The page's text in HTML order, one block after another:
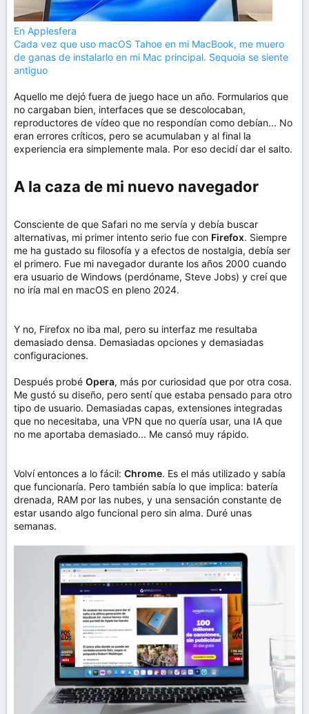
En Applesfera
Cada vez que uso macOS Tahoe en mi MacBook, me muero
de ganas de instalarlo en mi Mac principal. Sequoia se siente
antiguo
Aquello me dejó fuera de juego hace un año. Formularios que
no cargaban bien, interfaces que se descolocaban,
reproductores de vídeo que no respondían como debían... No
eran errores críticos, pero se acumulaban y al final la
experiencia era simplemente mala. Por eso decidí dar el salto.
A la caza de mi nuevo navegador​
Consciente de que Safari no me servía y debía buscar
alternativas, mi primer intento serio fue con Firefox. Siempre
me ha gustado su filosofía y a efectos de nostalgia, debía ser
el primero. Fue mi navegador durante los años 2000 cuando
era usuario de Windows (perdóname, Steve Jobs) y creí que
no iría mal en macOS en pleno 2024.
Y no, Firefox no iba mal, pero su interfaz me resultaba
demasiado densa. Demasiadas opciones y demasiadas
configuraciones.
Después probé Opera, más por curiosidad que por otra cosa.
Me gustó su diseño, pero sentí que estaba pensado para otro
tipo de usuario. Demasiadas capas, extensiones integradas
que no necesitaba, una VPN que no quería usar, una IA que
no me aportaba demasiado... Me cansó muy rápido.
Volví entonces a lo fácil: Chrome. Es el más utilizado y sabía
que funcionaría. Pero también sabía lo que implica: batería
drenada, RAM por las nubes, y una sensación constante de
estar usando algo funcional pero sin alma. Duré unas
semanas.